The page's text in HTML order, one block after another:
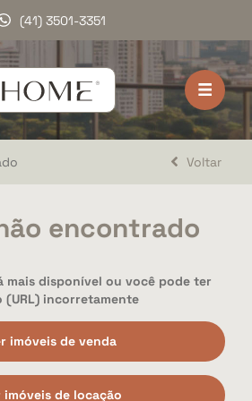
(41) 3501-3351
CONOSCO
Voltar
encontrado
mais disponível ou você pode ter
incorretamente
imóveis de venda
imóveis de locação